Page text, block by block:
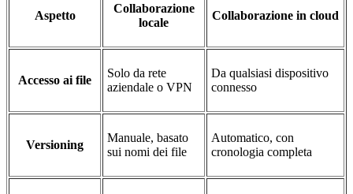
Aspetto
Collaborazione
locale
Collaborazione in cloud
Accesso ai file
Solo da rete
aziendale o VPN
Da qualsiasi dispositivo
connesso
Versioning
Manuale, basato
sui nomi dei file
Automatico, con
cronologia completa